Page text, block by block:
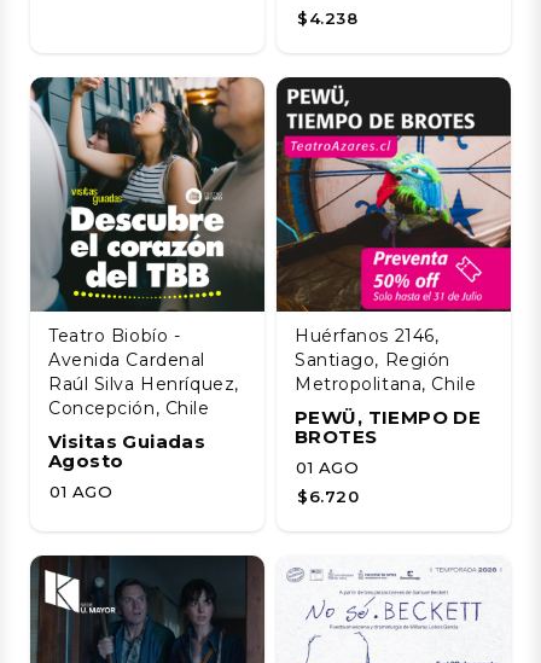
$4.238
Teatro Biobío -
Avenida Cardenal
Raúl Silva Henríquez,
Concepción, Chile
Visitas Guiadas
Agosto
01 AGO
Huérfanos 2146,
Santiago, Región
Metropolitana, Chile
PEWÜ, TIEMPO DE
BROTES
01 AGO
$6.720